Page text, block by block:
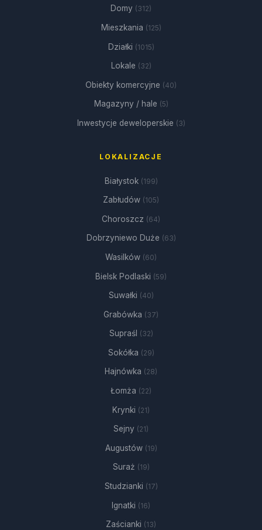
Domy (312)
Mieszkania (125)
Działki (1015)
Lokale (32)
Obiekty komercyjne (40)
Magazyny / hale (5)
Inwestycje deweloperskie (3)
LOKALIZACJE
Białystok (199)
Zabłudów (105)
Choroszcz (64)
Dobrzyniewo Duże (63)
Wasilków (60)
Bielsk Podlaski (59)
Suwałki (40)
Grabówka (37)
Supraśl (32)
Sokółka (29)
Hajnówka (28)
Łomża (22)
Krynki (21)
Sejny (21)
Augustów (19)
Suraż (19)
Studzianki (17)
Ignatki (16)
Zaścianki (13)